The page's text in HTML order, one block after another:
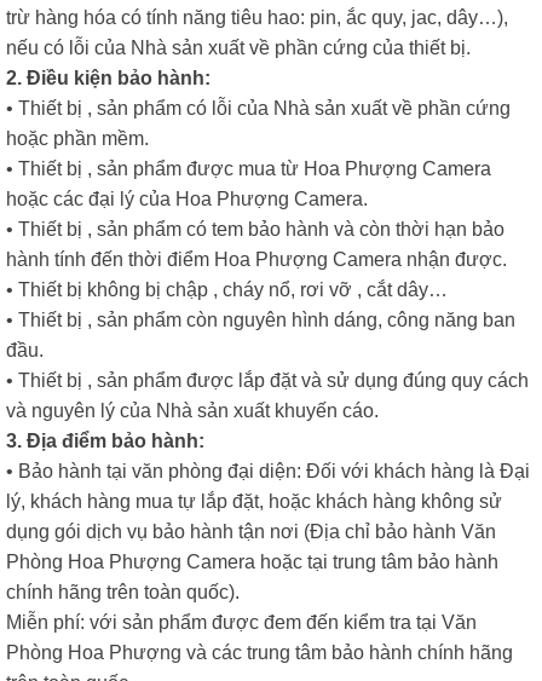
trừ hàng hóa có tính năng tiêu hao: pin, ắc quy, jac, dây…),
nếu có lỗi của Nhà sản xuất về phần cứng của thiết bị.
2. Điều kiện bảo hành:
• Thiết bị , sản phẩm có lỗi của Nhà sản xuất về phần cứng
hoặc phần mềm.
• Thiết bị , sản phẩm được mua từ Hoa Phượng Camera
hoặc các đại lý của Hoa Phượng Camera.
• Thiết bị , sản phẩm có tem bảo hành và còn thời hạn bảo
hành tính đến thời điểm Hoa Phượng Camera nhận được.
• Thiết bị không bị chập , cháy nổ, rơi vỡ , cắt dây…
• Thiết bị , sản phẩm còn nguyên hình dáng, công năng ban
đầu.
• Thiết bị , sản phẩm được lắp đặt và sử dụng đúng quy cách
và nguyên lý của Nhà sản xuất khuyến cáo.
3. Địa điểm bảo hành:
• Bảo hành tại văn phòng đại diện: Đối với khách hàng là Đại
lý, khách hàng mua tự lắp đặt, hoặc khách hàng không sử
dụng gói dịch vụ bảo hành tận nơi (Địa chỉ bảo hành Văn
Phòng Hoa Phượng Camera hoặc tại trung tâm bảo hành
chính hãng trên toàn quốc).
Miễn phí: với sản phẩm được đem đến kiểm tra tại Văn
Phòng Hoa Phượng và các trung tâm bảo hành chính hãng